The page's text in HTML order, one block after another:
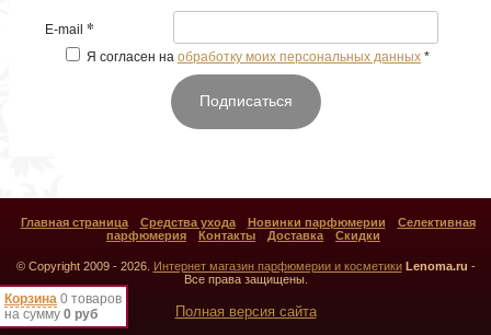
Корзина 0 товаров
на сумму 0 руб
E-mail *
Я согласен на обработку моих персональных данных *
Подписаться
Главная страница Средства ухода Новинки парфюмерии
Селективная
парфюмерия
Контакты Доставка Скидки
© Copyright 2009 - 2026. Интернет магазин парфюмерии и косметики Lenoma.ru -
Все права защищены.
Полная версия сайта